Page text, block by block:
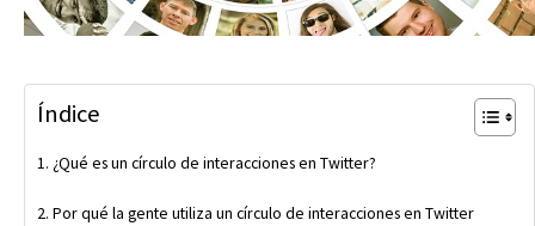
Índice
¿Qué es un círculo de interacciones en Twitter?
Por qué la gente utiliza un círculo de interacciones en Twitter